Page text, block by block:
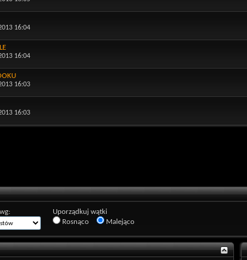
16:04
16:04
16:03
16:03
Uporządkuj wątki
Rosnąco
Malejąco